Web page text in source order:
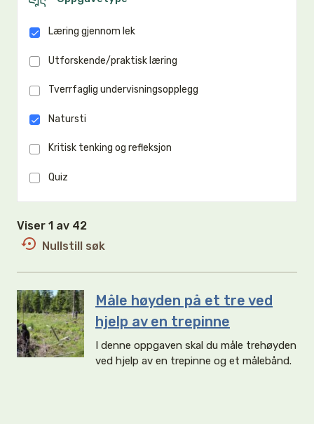
Læring gjennom lek
Utforskende/praktisk læring
Tverrfaglig undervisningsopplegg
Natursti
Kritisk tenking og refleksjon
Quiz
Viser 1 av 42
Nullstill søk
Måle høyden på et tre ved
hjelp av en trepinne
I denne oppgaven skal du måle trehøyden
ved hjelp av en trepinne og et målebånd.